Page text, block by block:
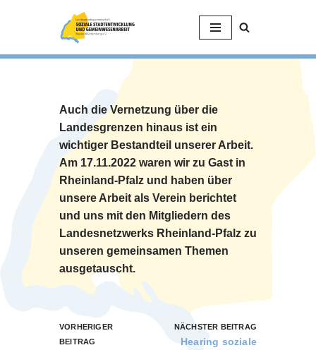
Auch die Vernetzung über die
Landesgrenzen hinaus ist ein
wichtiger Bestandteil unserer Arbeit.
Am 17.11.2022 waren wir zu Gast in
Rheinland-Pfalz und haben über
unsere Arbeit als Verein berichtet
und uns mit den Mitgliedern des
Landesnetzwerks Rheinland-Pfalz zu
unseren gemeinsamen Themen
ausgetauscht.
VORHERIGER
BEITRAG
NÄCHSTER BEITRAG
Hearing soziale